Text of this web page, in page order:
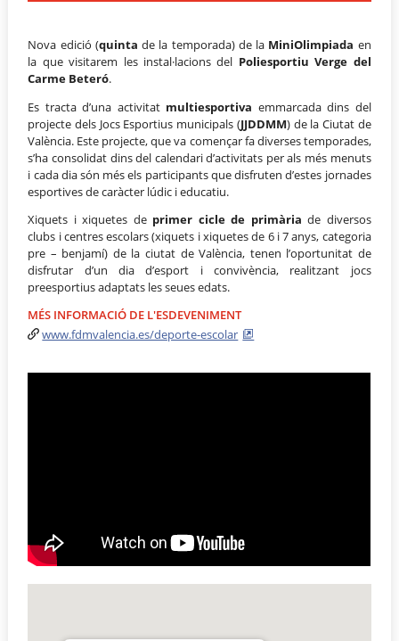
Nova edició (quinta de la temporada) de la MiniOlimpiada en
la que visitarem les instal·lacions del Poliesportiu Verge del
Carme Beteró.
Es tracta d’una activitat multiesportiva emmarcada dins del
projecte dels Jocs Esportius municipals (JJDDMM) de la Ciutat de
València. Este projecte, que va començar fa diverses temporades,
s’ha consolidat dins del calendari d’activitats per als més menuts
i cada dia són més els participants que disfruten d’estes jornades
esportives de caràcter lúdic i educatiu.
Xiquets i xiquetes deprimer cicle de primària de diversos
clubs i centres escolars (xiquets i xiquetes de 6 i 7 anys, categoria
pre – benjamí) de la ciutat de València, tenen l’oportunitat de
disfrutar d’un dia d’esport i convivència, realitzant jocs
preesportius adaptats les seues edats.
MÉS INFORMACIÓ DE L'ESDEVENIMENT
www.fdmvalencia.es/deporte-escolar